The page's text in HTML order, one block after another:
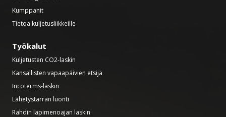
Kumppanit
Tietoa kuljetusliikkeille
Työkalut
Kuljetusten CO2-laskin
Kansallisten vapaapäivien etsijä
Incoterms-laskin
Lähetystarran luonti
Rahdin läpimenoajan laskin